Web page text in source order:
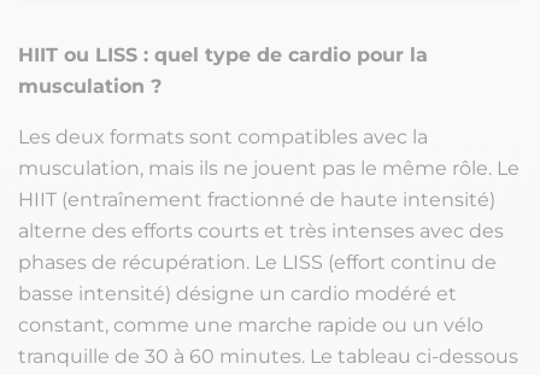
HIIT ou LISS : quel type de cardio pour la
musculation ?
Les deux formats sont compatibles avec la
musculation, mais ils ne jouent pas le même rôle. Le
HIIT (entraînement fractionné de haute intensité)
alterne des efforts courts et très intenses avec des
phases de récupération. Le LISS (effort continu de
basse intensité) désigne un cardio modéré et
constant, comme une marche rapide ou un vélo
tranquille de 30 à 60 minutes. Le tableau ci-dessous